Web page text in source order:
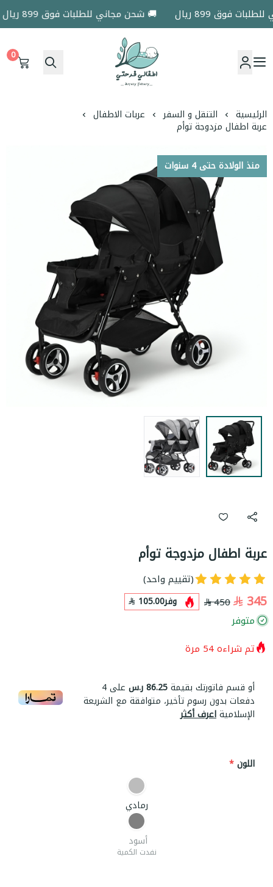
فوق 899 ريال 🚚 شحن مجاني للطلبات فوق 899 ريال
اطفالي فرحتي
0
الرئيسية التنقل و السفر عربات الاطفال
عربة اطفال مزدوجة توأم
منذ الولادة حتى 4 سنوات
عربة اطفال مزدوجة توأم
(تقييم واحد)
345
450 وفر105.00
متوفر
تم شراءه54 مرة
أو قسم فاتورتك بقيمة86.25 ر.س على4
دفعات بدون رسوم تأخير، متوافقة مع الشريعة
الإسلاميةاعرف أكثر
اللون*
رمادي
أسود
نفدت الكمية